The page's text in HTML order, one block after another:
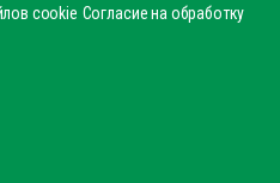
cookie Согласие на обработку